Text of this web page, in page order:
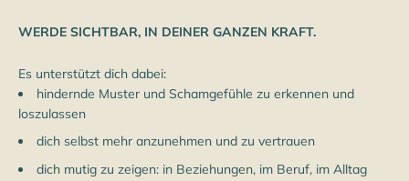
WERDE SICHTBAR, IN DEINER GANZEN KRAFT.
Es unterstützt dich dabei:
hindernde Muster und Schamgefühle zu erkennen und
loszulassen
dich selbst mehr anzunehmen und zu vertrauen
dich mutig zu zeigen: in Beziehungen, im Beruf, im Alltag